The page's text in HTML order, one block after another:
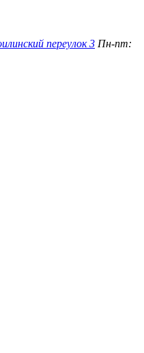
переулок 3 Пн-пт: